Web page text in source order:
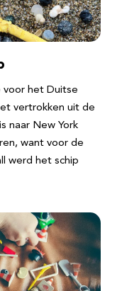
voor het Duitse
vertrokken uit de
naar New York
want voor de
werd het schip